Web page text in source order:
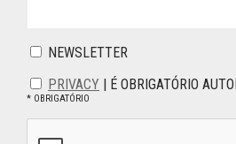
NEWSLETTER
PRIVACY | É OBRIGATÓRIO
* OBRIGATÓRIO